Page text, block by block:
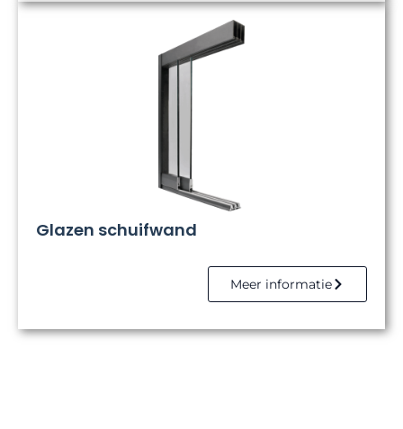
Glazen schuifwand
Meer informatie